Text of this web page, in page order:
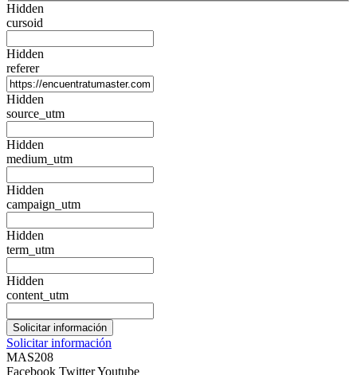
Hidden
cursoid
Hidden
referer
Hidden
source_utm
Hidden
medium_utm
Hidden
campaign_utm
Hidden
term_utm
Hidden
content_utm
Solicitar información
MAS208
Facebook TwitterYoutube